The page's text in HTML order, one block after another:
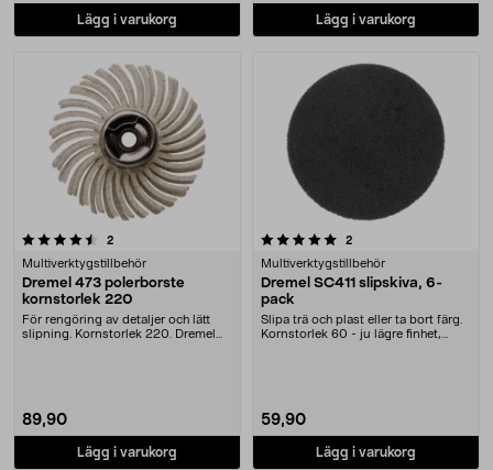
Lägg i varukorg Lägg i varukorg
2recensioner
Multiverktygstillbehör
Dremel 473 polerborste
kornstorlek 220
För rengöring av detaljer och lätt
slipning. Kornstorlek 220. Dremel
89,90
Lägg i varukorg
5.0 av 5 stjärnor 2recensioner
Multiverktygstillbehör
Dremel SC411 slipskiva, 6-
pack
Slipa trä och plast eller ta bort färg.
Kornstorlek 60 - ju lägre finhet,
59,90
Lägg i varukorg